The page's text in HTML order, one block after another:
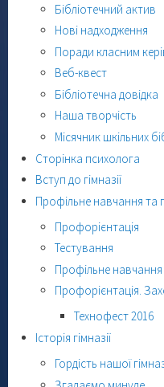
Бібліотечний актив
Нові надходження
Поради класним
Веб-квест
Бібліотечна довідка
Наша творчість
Місячник шкільних
Сторінка психолога
Вступ до гімназії
Профільне навчання та
Профорієнтація
Тестування
Профільне навчання
Профорієнтація.
Технофест 2016
Історія гімназії
Гордість нашої